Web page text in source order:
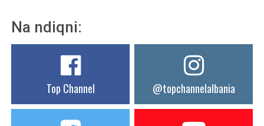
Na ndiqni:
Top Channel @topchannelalbania